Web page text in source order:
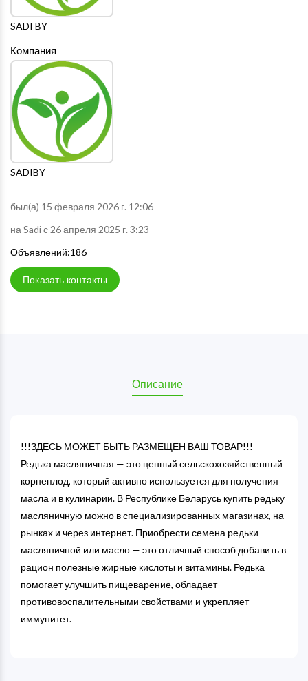
SADI BY
Компания
SADIBY
был(а) 15 февраля 2026 г. 12:06
на Sadi с 26 апреля 2025 г. 3:23
Объявлений:186
Показать контакты
Описание
!!!ЗДЕСЬ МОЖЕТ БЫТЬ РАЗМЕЩЕН ВАШ ТОВАР!!!
Редька масляничная — это ценный сельскохозяйственный
корнеплод, который активно используется для получения
масла и в кулинарии. В Республике Беларусь купить редьку
масляничную можно в специализированных магазинах, на
рынках и через интернет. Приобрести семена редьки
масляничной или масло — это отличный способ добавить в
рацион полезные жирные кислоты и витамины. Редька
помогает улучшить пищеварение, обладает
противовоспалительными свойствами и укрепляет
иммунитет.